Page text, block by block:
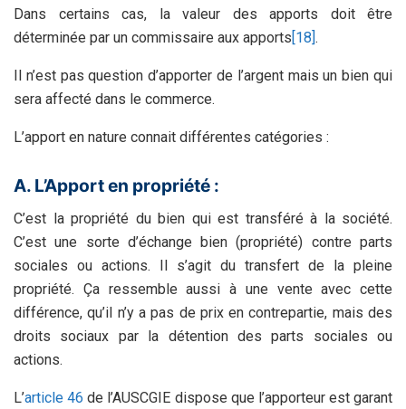
Dans certains cas, la valeur des apports doit être
déterminée par un commissaire aux apports [18] .
Il n’est pas question d’apporter de l’argent mais un bien qui
sera affecté dans le commerce.
L’apport en nature connait différentes catégories :
A. L’Apport en propriété :
C’est la propriété du bien qui est transféré à la société.
C’est une sorte d’échange bien (propriété) contre parts
sociales ou actions. Il s’agit du transfert de la pleine
propriété. Ça ressemble aussi à une vente avec cette
différence, qu’il n’y a pas de prix en contrepartie, mais des
droits sociaux par la détention des parts sociales ou
actions.
L’article 46 de l’AUSCGIE dispose que l’apporteur est garant